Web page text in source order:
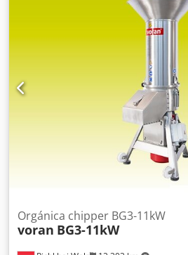
Orgánica chipper BG3-11kW
voran BG3-11kW